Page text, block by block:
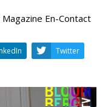
En-Contact